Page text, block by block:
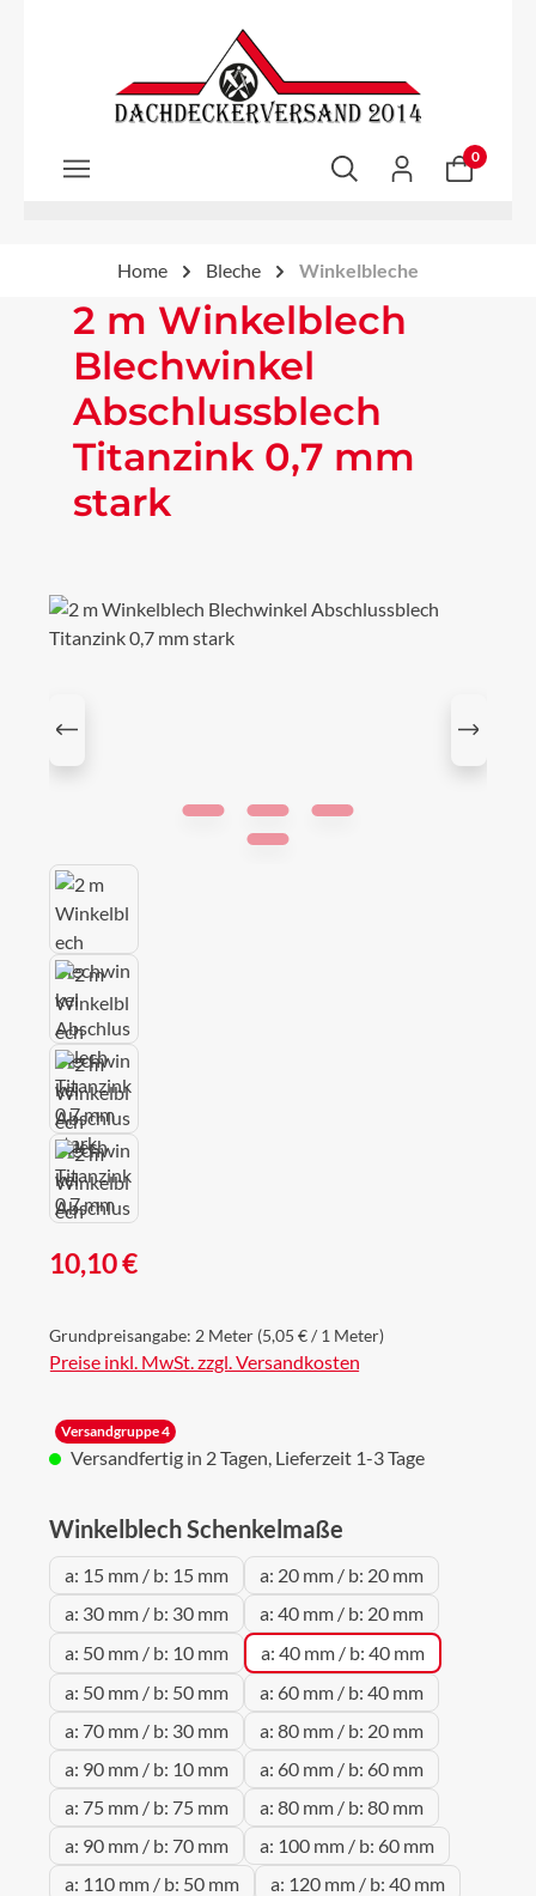
Zum Hauptinhalt springen
0
Home Bleche Winkelbleche
2 m Winkelblech
Blechwinkel
Abschlussblech
Titanzink 0,7 mm
stark
Bildergalerie überspringen
Regulärer Preis:
10,10 €
Grundpreisangabe: 2 Meter (5,05 € / 1 Meter)
Preise inkl. MwSt. zzgl. Versandkosten
Versandgruppe 4
Versandfertig in 2 Tagen, Lieferzeit 1-3 Tage
Winkelblech Schenkelmaße
a: 15 mm / b: 15 mm
a: 20 mm / b: 20 mm
a: 30 mm / b: 30 mm
a: 40 mm / b: 20 mm
a: 50 mm / b: 10 mm
a: 40 mm / b: 40 mm
a: 50 mm / b: 50 mm
a: 60 mm / b: 40 mm
a: 70 mm / b: 30 mm
a: 80 mm / b: 20 mm
a: 90 mm / b: 10 mm
a: 60 mm / b: 60 mm
a: 75 mm / b: 75 mm
a: 80 mm / b: 80 mm
a: 90 mm / b: 70 mm
a: 100 mm / b: 60 mm
a: 110 mm / b: 50 mm
a: 120 mm / b: 40 mm